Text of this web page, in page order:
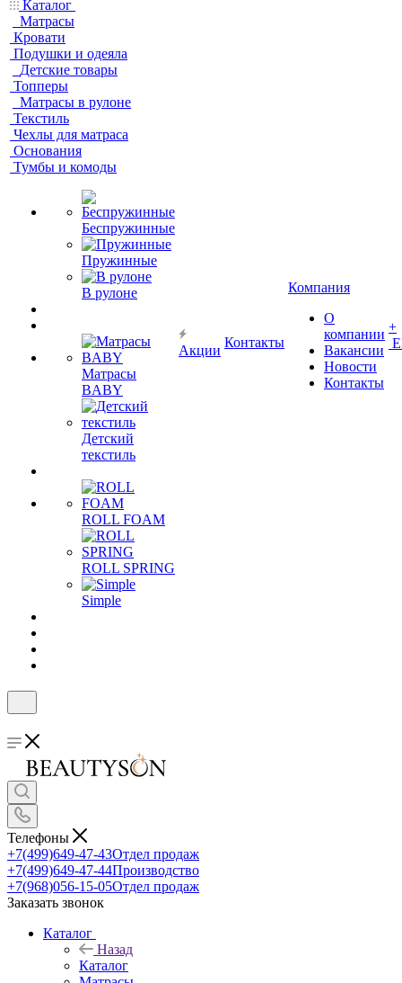
Каталог
Матрасы
Кровати
Подушки и одеяла
Детские товары
Топперы
Матрасы в рулоне
Текстиль
Чехлы для матраса
Основания
Тумбы и комоды
Беспружинные
Пружинные
В рулоне
Матрасы
BABY
Детский
текстиль
ROLL FOAM
ROLL SPRING
Simple
Акции
Контакты
Компания
О
компании
Вакансии
Новости
Контакты
+
Телефоны
+7(499)649-47-43Отдел продаж
+7(499)649-47-44Производство
+7(968)056-15-05Отдел продаж
Заказать звонок
Каталог
Назад
Каталог